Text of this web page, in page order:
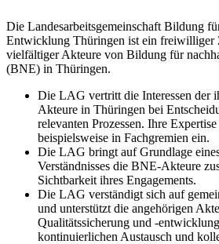
Die Landesarbeitsgemeinschaft Bildung
Entwicklung Thüringen ist ein freiwilliger
vielfältiger Akteure von Bildung für
(BNE) in Thüringen.
Die LAG vertritt die Interessen der
Akteure in Thüringen bei
relevanten Prozessen. Ihre
beispielsweise in Fachgremien ein.
Die LAG bringt auf Grundlage
Verständnisses die BNE-Akteure
Sichtbarkeit ihres Engagements.
Die LAG verständigt sich auf
und unterstützt die angehörigen
Qualitätssicherung und -
kontinuierlichen Austausch und